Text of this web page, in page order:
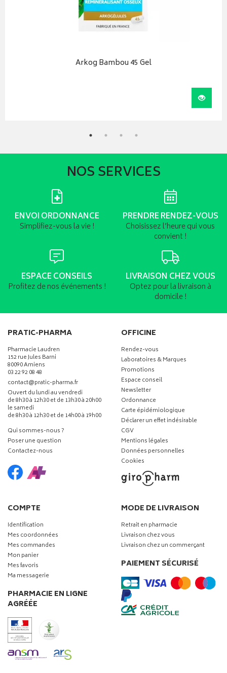
Arkog Bambou 45 Gel
NOS SERVICES
ENVOI ORDONNANCE
Simplifiez-vous la vie !
PRENDRE RENDEZ-VOUS
Choisissez l’heure qui vous
convient !
ESPACE CONSEILS
Profitez de nos événements !
LIVRAISON CHEZ VOUS
Optez pour la livraison à
domicile !
PRATIC-PHARMA
Pharmacie Laudren
152 rue Jules Barni
80090 Amiens
03 22 92 08 48
contact-
@-
pratic-pharma.fr
Ouvert du lundi au vendredi
de 8h30 à 12h30 et de 13h30 à 20h00
le samedi
de 8h30 à 12h30 et de 14h00 à 19h00
Qui sommes-nous ?
Poser une question
Contactez-nous
OFFICINE
Rendez-vous
Laboratoires & Marques
Promotions
Espace conseil
Newsletter
Ordonnance
Carte épidémiologique
Déclarer un effet indésirable
CGV
Mentions légales
Données personnelles
Cookies
COMPTE
Identification
Mes coordonnées
Mes commandes
Mon panier
Mes favoris
Ma messagerie
PHARMACIE EN LIGNE
AGRÉÉE
MODE DE LIVRAISON
Retrait en pharmacie
Livraison chez vous
Livraison chez un commerçant
PAIEMENT SÉCURISÉ